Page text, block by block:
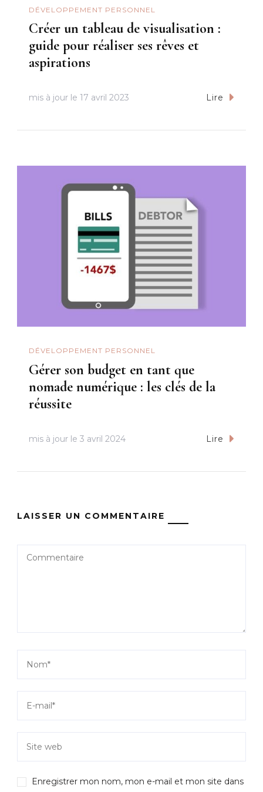
DÉVELOPPEMENT PERSONNEL
Créer un tableau de visualisation :
guide pour réaliser ses rêves et
aspirations
mis à jour le 17 avril 2023 Lire
DÉVELOPPEMENT PERSONNEL
Gérer son budget en tant que
nomade numérique : les clés de la
réussite
mis à jour le 3 avril 2024 Lire
LAISSER UN COMMENTAIRE
Enregistrer mon nom, mon e-mail et mon site dans